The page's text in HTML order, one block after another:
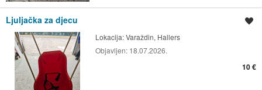
Ljuljačka za djecu
Lokacija:Varaždin, Hallers
Objavljen: 18.07.2026.
10 €